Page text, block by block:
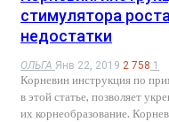
стимулятора
недостатки
ОЛЬГА Янв 22, 2019 2 758 1
Корневин инструкция по
в этой статье, позволяет
их корнеобразование.